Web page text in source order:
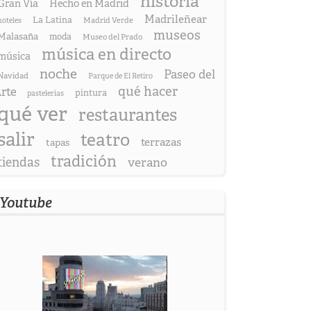
Vía Hecho en Madrid
La Latina Madrid Verde Madrileñear
moda Museo del Prado museos
música en directo
noche Parque de El Retiro
Paseo del
pastelerías pintura qué hacer
ver restaurantes
tapas teatro terrazas
tradición verano
Youtube